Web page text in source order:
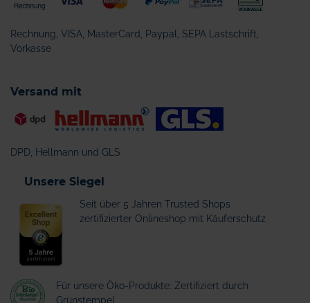
Rechnung, VISA, MasterCard, Paypal, SEPA Lastschrift,
Vorkasse
Versand mit
DPD, Hellmann und GLS
Unsere Siegel
Seit über 5 Jahren Trusted Shops
zertifizierter Onlineshop mit Käuferschutz
Für unsere Öko-Produkte: Zertifiziert durch
Grünstempel